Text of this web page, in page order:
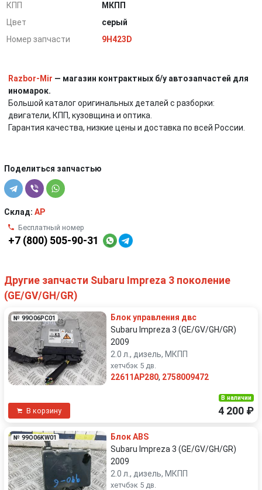
КПП
МКПП
Цвет
серый
Номер запчасти
9H423D
Razbor-Mir — магазин контрактных б/у автозапчастей для
иномарок.
Большой каталог оригинальных деталей с разборки:
двигатели, КПП, кузовщина и оптика.
Гарантия качества, низкие цены и доставка по всей России.
Поделиться запчастью
Склад: AP
Бесплатный номер
+7 (800) 505-90-31
Другие запчасти Subaru Impreza 3 поколение
(GE/GV/GH/GR)
№ 99O06PC01
Блок управления двс
Subaru Impreza 3 (GE/GV/GH/GR)
2009
2.0 л., дизель, МКПП
хетчбэк 5 дв.
22611AP280, 2758009472
В корзину
В наличии
4 200 ₽
№ 99O06KW01
Блок ABS
Subaru Impreza 3 (GE/GV/GH/GR)
2009
2.0 л., дизель, МКПП
хетчбэк 5 дв.